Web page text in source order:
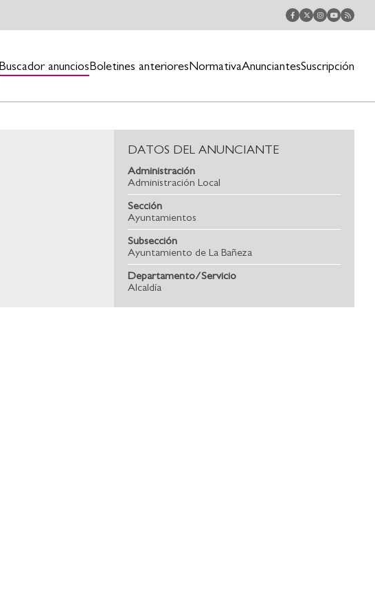
Buscador anuncios Boletines anteriores NormativaAnunciantesSuscripción
DATOS DEL ANUNCIANTE
Administración
Administración Local
Sección
Ayuntamientos
Subsección
Ayuntamiento de La Bañeza
Departamento/Servicio
Alcaldía